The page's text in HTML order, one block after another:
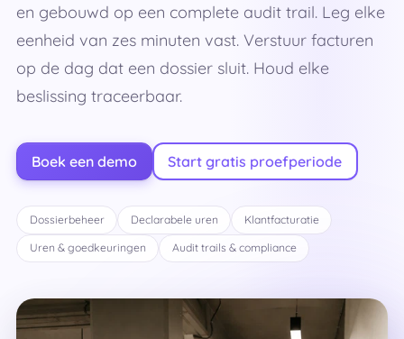
en gebouwd op een complete audit trail. Leg elke
eenheid van zes minuten vast. Verstuur facturen
op de dag dat een dossier sluit. Houd elke
beslissing traceerbaar.
Boek een demo Start gratis proefperiode
Dossierbeheer Declarabele uren Klantfacturatie
Uren & goedkeuringen Audit trails & compliance